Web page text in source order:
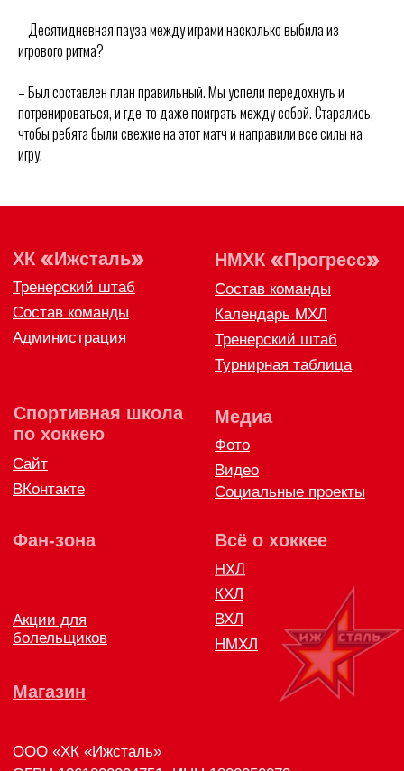
– Десятидневная пауза между играми насколько выбила из
игрового ритма?
– Был составлен план правильный. Мы успели передохнуть и
потренироваться, и где-то даже поиграть между собой. Старались,
чтобы ребята были свежие на этот матч и направили все силы на
игру.
Магазин
г. Ижевск, ул. Свободы, д. 82а
8 (3412) 572062 (доб. 1)
izhstal@mail.ru